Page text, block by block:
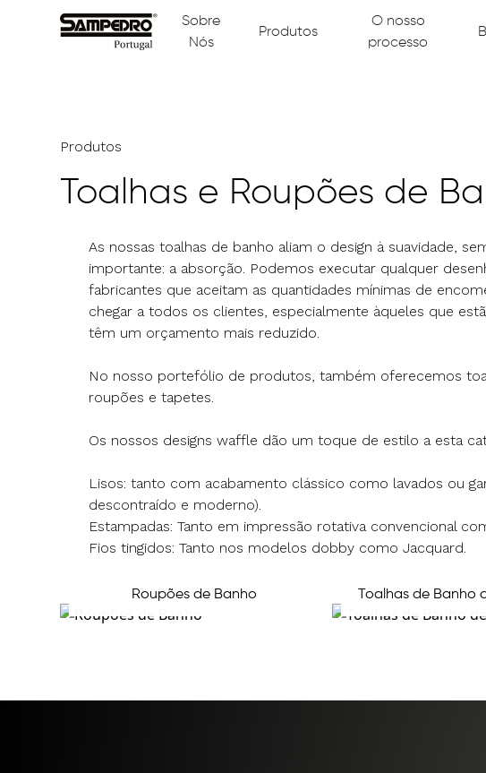
Sobre
Nós
Produtos
O nosso
processo
Produtos
Toalhas e Roupões de
As nossas toalhas de banho aliam o design à suavidade,
importante: a absorção. Podemos executar qualquer
fabricantes que aceitam as quantidades mínimas de
chegar a todos os clientes, especialmente àqueles que
têm um orçamento mais reduzido.
No nosso portefólio de produtos, também oferecemos
roupões e tapetes.
Os nossos designs waffle dão um toque de estilo a esta
Lisos: tanto com acabamento clássico como lavados ou
descontraído e moderno).
Estampadas: Tanto em impressão rotativa convencional
Fios tingidos: Tanto nos modelos dobby como Jacquard.
Roupões de Banho Toalhas de Banho